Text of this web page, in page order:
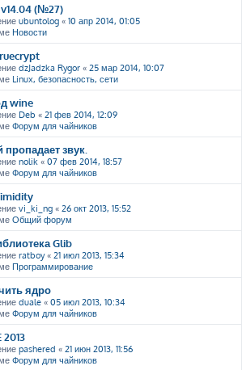
(№27)
ubuntolog « 10 апр 2014, 01:05
Новости
dzJadzka Rygor « 25 мар 2014, 10:07
Linux, безопасность, сети
wine
Deb « 21 фев 2014, 12:09
Форум для чайников
звук.
nolik « 07 фев 2014, 18:57
Форум для чайников
vi_ki_ng « 26 окт 2013, 15:52
Общий форум
Glib
ratboy« 21 июл 2013, 15:34
Программирование
ядро
duale « 05 июл 2013, 10:34
Форум для чайников
2013
pashered « 21 июн 2013, 11:56
Форум для чайников